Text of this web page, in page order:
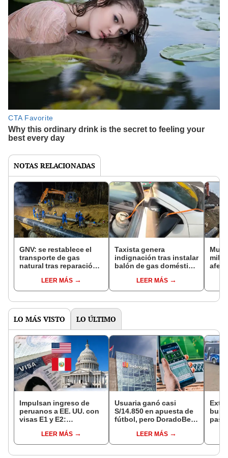
NOTAS RELACIONADAS
GNV: se restablece el
transporte de gas
natural tras reparación
LEER MÁS
Taxista genera
indignación tras instalar
balón de gas doméstico
energética: expertos
advierten riesgo
LEER MÁS
del
LO MÁS VISTO LO ÚLTIMO
Impulsan ingreso de
peruanos a EE. UU. con
visas E1 y E2:
pymes serían los más
beneficiados
LEER MÁS
Usuaria ganó casi
S/14.850 en apuesta de
fútbol, pero DoradoBet
Indecopi multó a la
empresa con más de S/
LEER MÁS
bus